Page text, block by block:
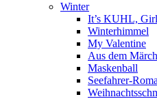
Winter
It’s KUHL,
Winterhimmel
My Valentine
Aus dem
Maskenball
Seefahrer-